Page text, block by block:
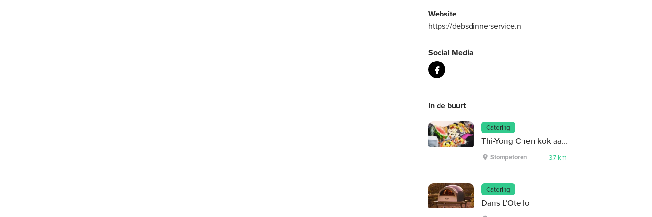
Website
https://debsdinnerservice.nl
Social Media
In de buurt
Catering
Thi-Yong Chen kok aan huis
Stompetoren 3.7 km
Catering
Dans L’Otello